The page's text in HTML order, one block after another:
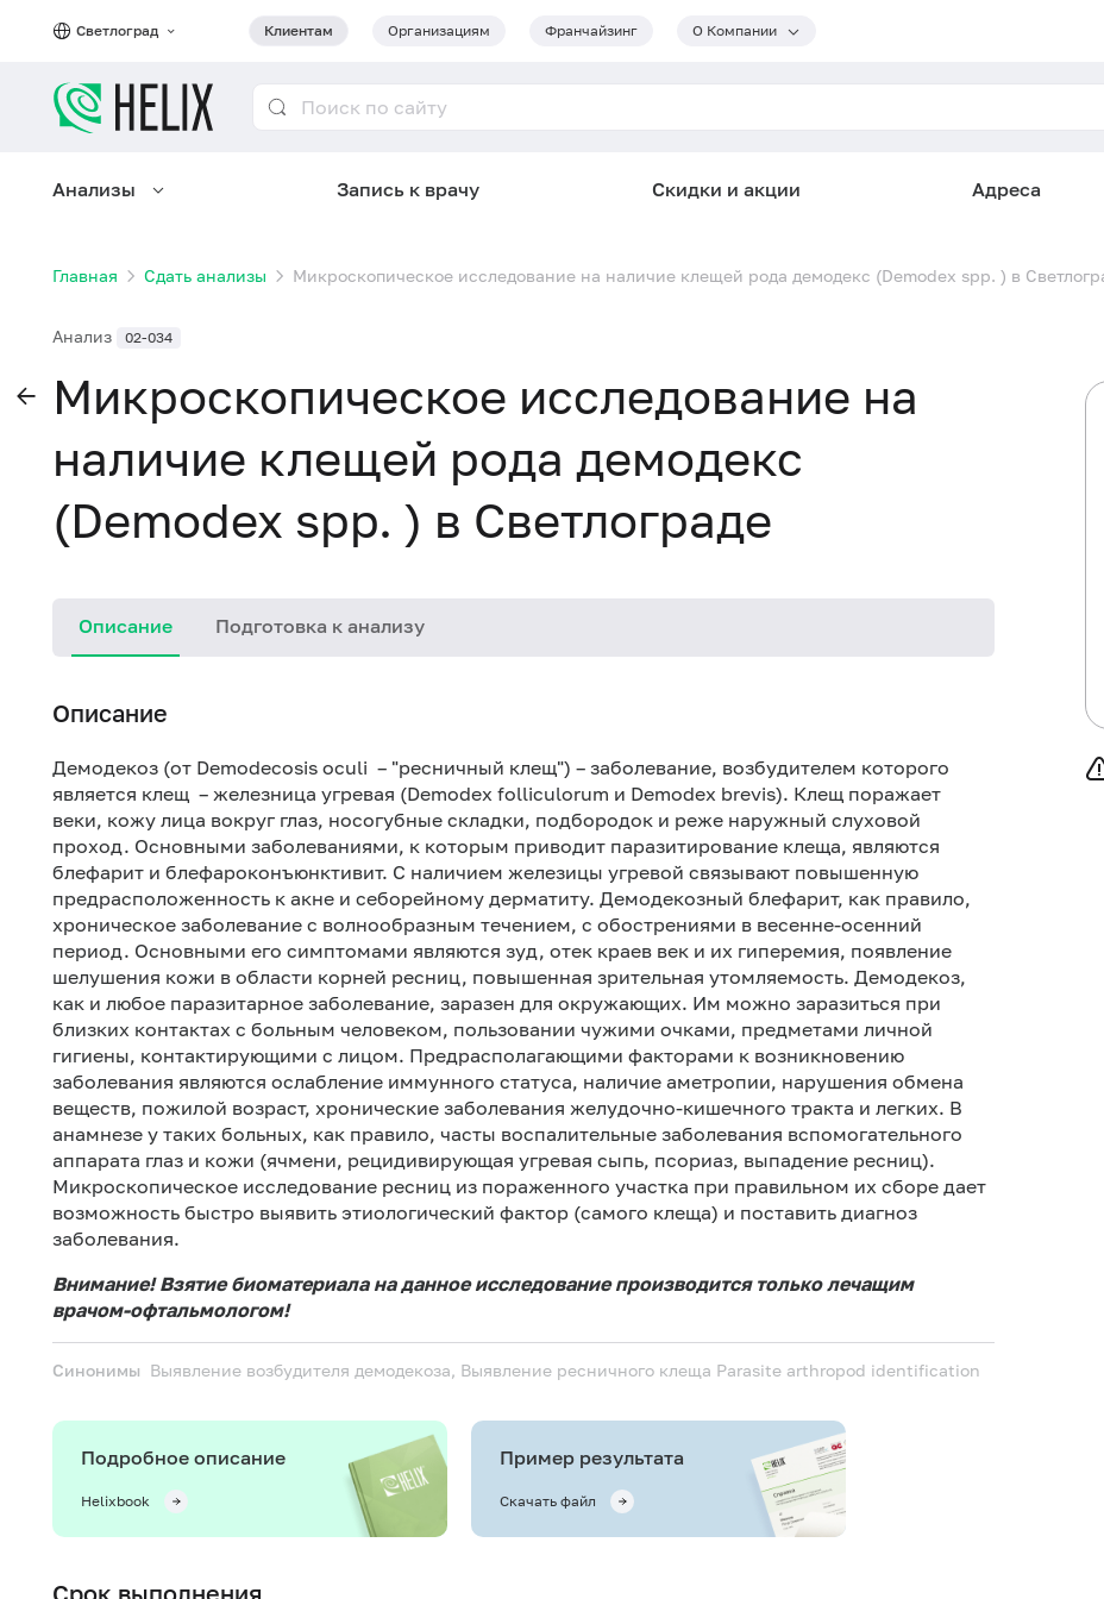
Светлоград Клиентам Организациям Франчайзинг О Компании
Анализы Запись к врачу Скидки и акции Адреса
Главная Сдать анализы Микроскопическое исследование на наличие клещей рода демодекс (Demodex spp. ) в
Анализ 02-034
Микроскопическое исследование на
наличие клещей рода демодекс
(Demodex spp. ) в Светлограде
Описание Подготовка к анализу
Описание
Демодекоз (от Demodecosis oculi – "ресничный клещ") – заболевание, возбудителем которого
является клещ – железница угревая (Demodex folliculorum и Demodex brevis). Клещ поражает
веки, кожу лица вокруг глаз, носогубные складки, подбородок и реже наружный слуховой
проход. Основными заболеваниями, к которым приводит паразитирование клеща, являются
блефарит и блефароконъюнктивит. С наличием железицы угревой связывают повышенную
предрасположенность к акне и себорейному дерматиту. Демодекозный блефарит, как правило,
хроническое заболевание с волнообразным течением, с обострениями в весенне-осенний
период. Основными его симптомами являются зуд, отек краев век и их гиперемия, появление
шелушения кожи в области корней ресниц, повышенная зрительная утомляемость. Демодекоз,
как и любое паразитарное заболевание, заразен для окружающих. Им можно заразиться при
близких контактах с больным человеком, пользовании чужими очками, предметами личной
гигиены, контактирующими с лицом. Предрасполагающими факторами к возникновению
заболевания являются ослабление иммунного статуса, наличие аметропии, нарушения обмена
веществ, пожилой возраст, хронические заболевания желудочно-кишечного тракта и легких. В
анамнезе у таких больных, как правило, часты воспалительные заболевания вспомогательного
аппарата глаз и кожи (ячмени, рецидивирующая угревая сыпь, псориаз, выпадение ресниц).
Микроскопическое исследование ресниц из пораженного участка при правильном их сборе дает
возможность быстро выявить этиологический фактор (самого клеща) и поставить диагноз
заболевания.
Внимание! Взятие биоматериала на данное исследование производится только лечащим
врачом-офтальмологом!
Синонимы Выявление возбудителя демодекоза, Выявление ресничного клеща Parasite arthropod identification
Подробное описание
Helixbook
Пример результата
Скачать файл
Срок выполнения
Не
Не